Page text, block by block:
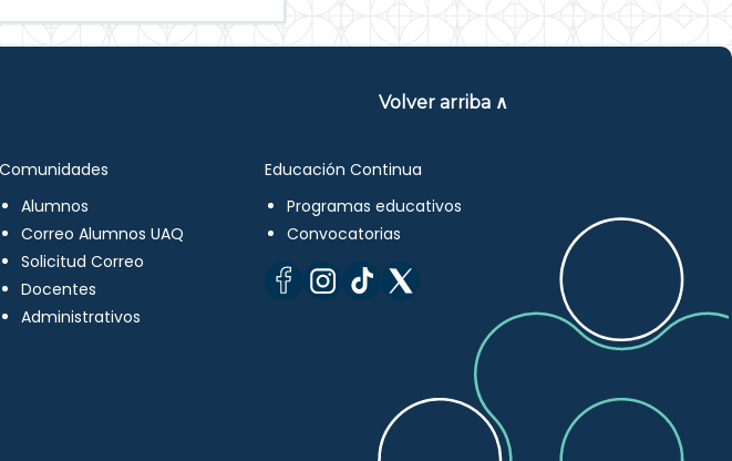
Volver arriba ∧
Comunidades
Alumnos
Correo Alumnos UAQ
Solicitud Correo
Docentes
Administrativos
Educación Continua
Programas educativos
Convocatorias